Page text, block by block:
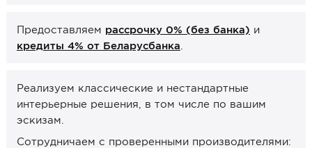
Онлайн-формат работы
Рассрочка 0% (без банка)
Кредиты 4% от Беларусбанка
Карты рассрочек
Предоставляем рассрочку 0% (без банка) и
кредиты 4% от Беларусбанка
Реализуем классические и нестандартные
интерьерные решения, в том числе по вашим
эскизам.
Сотрудничаем с проверенными производителями: